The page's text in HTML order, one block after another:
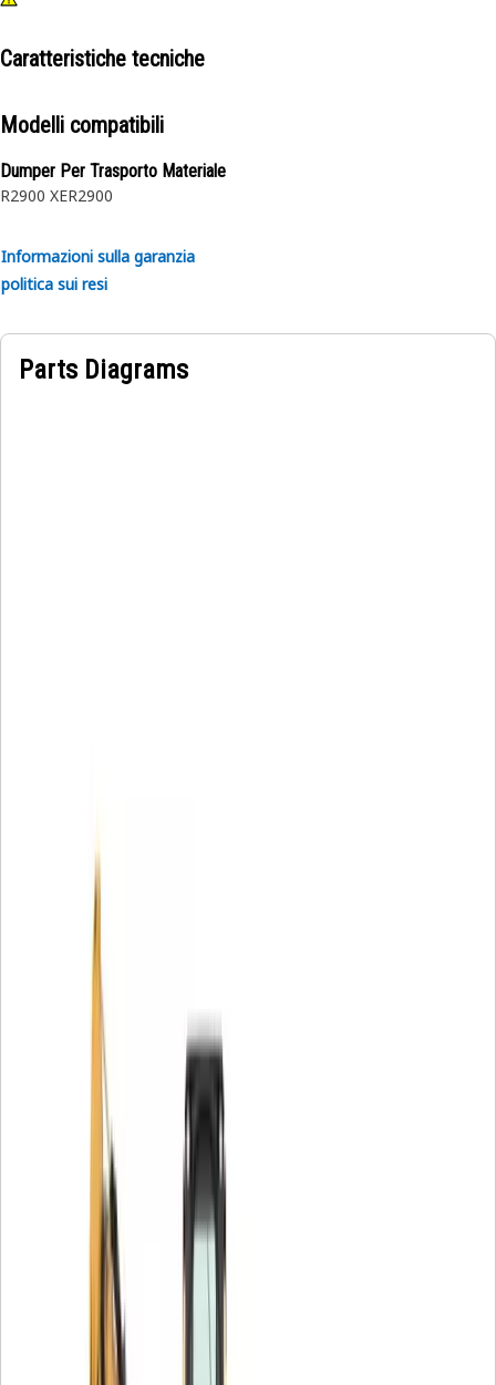
Caratteristiche tecniche
Modelli compatibili
Dumper Per Trasporto Materiale
R2900 XER2900
Informazioni sulla garanzia
politica sui resi
Parts Diagrams